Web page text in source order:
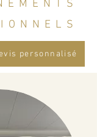
personnalisé